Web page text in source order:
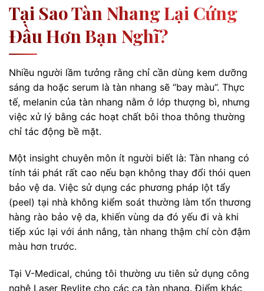
Tại Sao Tàn Nhang Lại Cứng
Đầu Hơn Bạn Nghĩ?
Nhiều người lầm tưởng rằng chỉ cần dùng kem dưỡng
sáng da hoặc serum là tàn nhang sẽ “bay màu”. Thực
tế, melanin của tàn nhang nằm ở lớp thượng bì, nhưng
việc xử lý bằng các hoạt chất bôi thoa thông thường
chỉ tác động bề mặt.
Một insight chuyên môn ít người biết là: Tàn nhang có
tính tái phát rất cao nếu bạn không thay đổi thói quen
bảo vệ da. Việc sử dụng các phương pháp lột tẩy
(peel) tại nhà không kiểm soát thường làm tổn thương
hàng rào bảo vệ da, khiến vùng da đó yếu đi và khi
tiếp xúc lại với ánh nắng, tàn nhang thậm chí còn đậm
màu hơn trước.
Tại V-Medical, chúng tôi thường ưu tiên sử dụng công
nghệ Laser Revlite cho các ca tàn nhang. Điểm khác